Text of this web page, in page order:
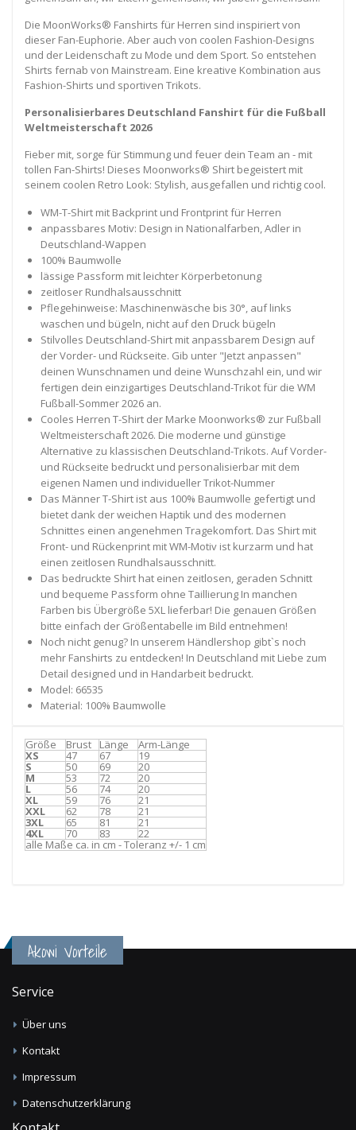
Die MoonWorks® Fanshirts für Herren sind inspiriert von
dieser Fan-Euphorie. Aber auch von coolen Fashion-Designs
und der Leidenschaft zu Mode und dem Sport. So entstehen
Shirts fernab von Mainstream. Eine kreative Kombination aus
Fashion-Shirts und sportiven Trikots.
Personalisierbares Deutschland Fanshirt für die Fußball
Weltmeisterschaft 2026
Fieber mit, sorge für Stimmung und feuer dein Team an - mit
tollen Fan-Shirts! Dieses Moonworks® Shirt begeistert mit
seinem coolen Retro Look: Stylish, ausgefallen und richtig cool.
WM-T-Shirt mit Backprint und Frontprint für Herren
anpassbares Motiv: Design in Nationalfarben, Adler in
Deutschland-Wappen
100% Baumwolle
lässige Passform mit leichter Körperbetonung
zeitloser Rundhalsausschnitt
Pflegehinweise: Maschinenwäsche bis 30°, auf links
waschen und bügeln, nicht auf den Druck bügeln
Stilvolles Deutschland-Shirt mit anpassbarem Design auf
der Vorder- und Rückseite. Gib unter "Jetzt anpassen"
deinen Wunschnamen und deine Wunschzahl ein, und wir
fertigen dein einzigartiges Deutschland-Trikot für die WM
Fußball-Sommer 2026 an.
Cooles Herren T-Shirt der Marke Moonworks® zur Fußball
Weltmeisterschaft 2026. Die moderne und günstige
Alternative zu klassischen Deutschland-Trikots. Auf Vorder-
und Rückseite bedruckt und personalisierbar mit dem
eigenen Namen und individueller Trikot-Nummer
Das Männer T-Shirt ist aus 100% Baumwolle gefertigt und
bietet dank der weichen Haptik und des modernen
Schnittes einen angenehmen Tragekomfort. Das Shirt mit
Front- und Rückenprint mit WM-Motiv ist kurzarm und hat
einen zeitlosen Rundhalsausschnitt.
Das bedruckte Shirt hat einen zeitlosen, geraden Schnitt
und bequeme Passform ohne Taillierung In manchen
Farben bis Übergröße 5XL lieferbar! Die genauen Größen
bitte einfach der Größentabelle im Bild entnehmen!
Noch nicht genug? In unserem Händlershop gibt`s noch
mehr Fanshirts zu entdecken! In Deutschland mit Liebe zum
Detail designed und in Handarbeit bedruckt.
Model: 66535
Material: 100% Baumwolle
Größe Brust Länge Arm-Länge
XS 47 67 19
S 50 69 20
M 53 72 20
L 56 74 20
XL 59 76 21
XXL 62 78 21
3XL 65 81 21
4XL 70 83 22
alle Maße ca. in cm - Toleranz +/- 1 cm
Akowi Vorteile
Service
Über uns
Kontakt
Impressum
Datenschutzerklärung